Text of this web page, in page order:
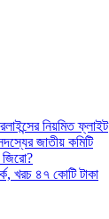
নিয়মিত ফ্লাইট
জাতীয় কমিটি
জিরো?
খরচ ৪৭ কোটি টাকা